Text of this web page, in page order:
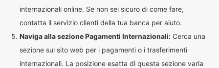
internazionali online. Se non sei sicuro di come fare,
contatta il servizio clienti della tua banca per aiuto.
Naviga alla sezione Pagamenti Internazionali: Cerca una
sezione sul sito web per i pagamenti o i trasferimenti
internazionali. La posizione esatta di questa sezione varia